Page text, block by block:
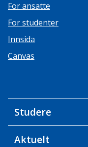
For ansatte
For studenter
Innsida
Canvas
Studere
Aktuelt